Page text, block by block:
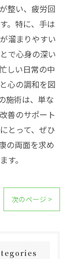
整い、疲労回
。特に、手は
溜まりやすい
で心身の深い
しい日常の中
心の調和を図
施術は、単な
善のサポート
とって、ぜひ
の両面を求め
す。
次のページ >